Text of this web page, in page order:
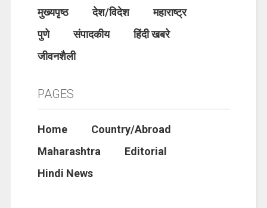
मुख्यपृष्ठ देश/विदेश
महाराष्ट्र
पुणे
संपादकीय
हिंदी खबरे
जीवनशैली
PAGES
Home
Country/Abroad
Maharashtra
Editorial
Hindi News